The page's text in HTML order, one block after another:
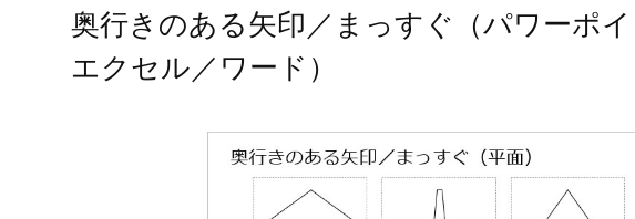
奥行きのある矢印／まっすぐ（パワーポ
エクセル／ワード）